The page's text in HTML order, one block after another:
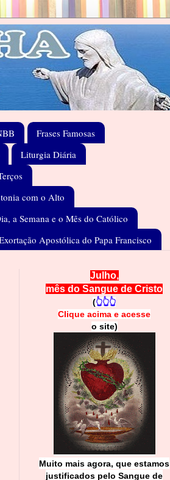
Frases Famosas
Liturgia Diária
com o Alto
a Semana e o Mês do Católico
Apostólica do Papa Francisco
Julho,
mês do Sangue de Cristo
(👆👆👆
Clique acima e acesse
o site)
Muito mais agora, que estamos
justificados pelo Sangue de